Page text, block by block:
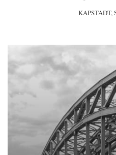
KAPSTADT,